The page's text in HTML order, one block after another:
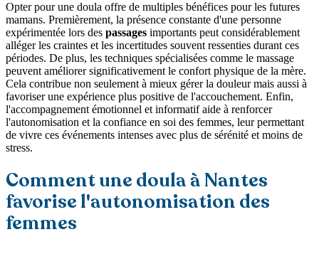
Opter pour une doula offre de multiples bénéfices pour les futures
mamans. Premièrement, la présence constante d'une personne
expérimentée lors des passages importants peut considérablement
alléger les craintes et les incertitudes souvent ressenties durant ces
périodes. De plus, les techniques spécialisées comme le massage
peuvent améliorer significativement le confort physique de la mère.
Cela contribue non seulement à mieux gérer la douleur mais aussi à
favoriser une expérience plus positive de l'accouchement. Enfin,
l'accompagnement émotionnel et informatif aide à renforcer
l'autonomisation et la confiance en soi des femmes, leur permettant
de vivre ces événements intenses avec plus de sérénité et moins de
stress.
Comment une doula à Nantes
favorise l'autonomisation des
femmes